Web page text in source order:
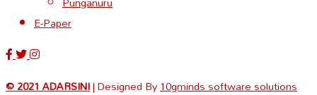
E-Paper
© 2021 ADARSINI| Designed By10gminds software solutions